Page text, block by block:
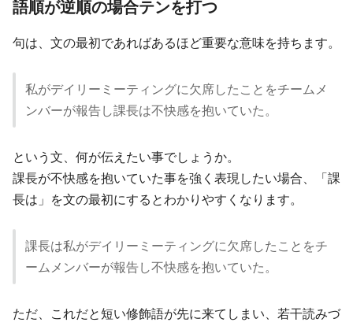
語順が逆順の場合テンを打つ
句は、文の最初であればあるほど重要な意味を持ちます。
私がデイリーミーティングに欠席したことをチームメ
ンバーが報告し課長は不快感を抱いていた。
という文、何が伝えたい事でしょうか。
課長が不快感を抱いていた事を強く表現したい場合、「課
長は」を文の最初にするとわかりやすくなります。
課長は私がデイリーミーティングに欠席したことをチ
ームメンバーが報告し不快感を抱いていた。
ただ、これだと短い修飾語が先に来てしまい、若干読みづ